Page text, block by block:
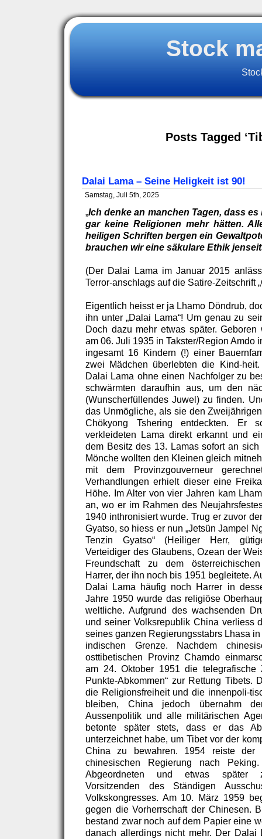
Stock
Posts Tagged
Dalai Lama – Seine Heligkeit ist 90!
Samstag, Juli 5th, 2025
„Ich denke an manchen Tagen, dass
gar keine Religionen mehr hätten.
heiligen Schriften bergen ein
brauchen wir eine säkulare Ethik
(Der Dalai Lama im Januar 2015
Terror-anschlags auf die Satire-Zeitschrift
Eigentlich heisst er ja Lhamo Döndrub,
ihn unter „Dalai Lama“! Um genau zu
Doch dazu mehr etwas später. Geboren
am 06. Juli 1935 in Takster/Region Amdo
ingesamt 16 Kindern (!) einer
zwei Mädchen überlebten die Kind-
Dalai Lama ohne einen Nachfolger zu
schwärmten daraufhin aus, um den
(Wunscherfüllendes Juwel) zu finden.
das Unmögliche, als sie den
Chökyong Tshering entdeckten. Er
verkleideten Lama direkt erkannt und
dem Besitz des 13. Lamas sofort an
Mönche wollten den Kleinen gleich
mit dem Provinzgouverneur
Verhandlungen erhielt dieser eine
Höhe. Im Alter von vier Jahren kam
an, wo er im Rahmen des
1940 inthronisiert wurde. Trug er zuvor
Gyatso, so hiess er nun „Jetsün Jampel
Tenzin Gyatso“ (Heiliger Herr,
Verteidiger des Glaubens, Ozean der
Freundschaft zu dem
Harrer, der ihn noch bis 1951 begleitete.
Dalai Lama häufig noch Harrer in
Jahre 1950 wurde das religiöse
weltliche. Aufgrund des wachsenden
und seiner Volksrepublik China verliess
seines ganzen Regierungsstabrs Lhasa
indischen Grenze. Nachdem
osttibetischen Provinz Chamdo
am 24. Oktober 1951 die telegrafische
Punkte-Abkommen“ zur Rettung Tibets.
die Religionsfreiheit und die innenpoli-
bleiben, China jedoch übernahm
Aussenpolitik und alle militärischen
betonte später stets, dass er das
unterzeichnet habe, um Tibet vor der
China zu bewahren. 1954 reiste der
chinesischen Regierung nach
Abgeordneten und etwas später
Vorsitzenden des Ständigen
Volkskongresses. Am 10. März 1959
gegen die Vorherrschaft der Chinesen.
bestand zwar noch auf dem Papier eine
danach allerdings nicht mehr. Der Dalai